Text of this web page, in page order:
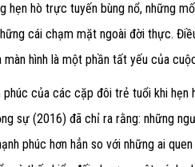
hò trực tuyến bùng nổ, những
cái chạm mặt ngoài đời thực.
hình là một phần tất yếu của
của các cặp đôi trẻ tuổi khi hẹn
sự (2016) đã chỉ ra rằng: những
phúc hơn hẳn so với những ai